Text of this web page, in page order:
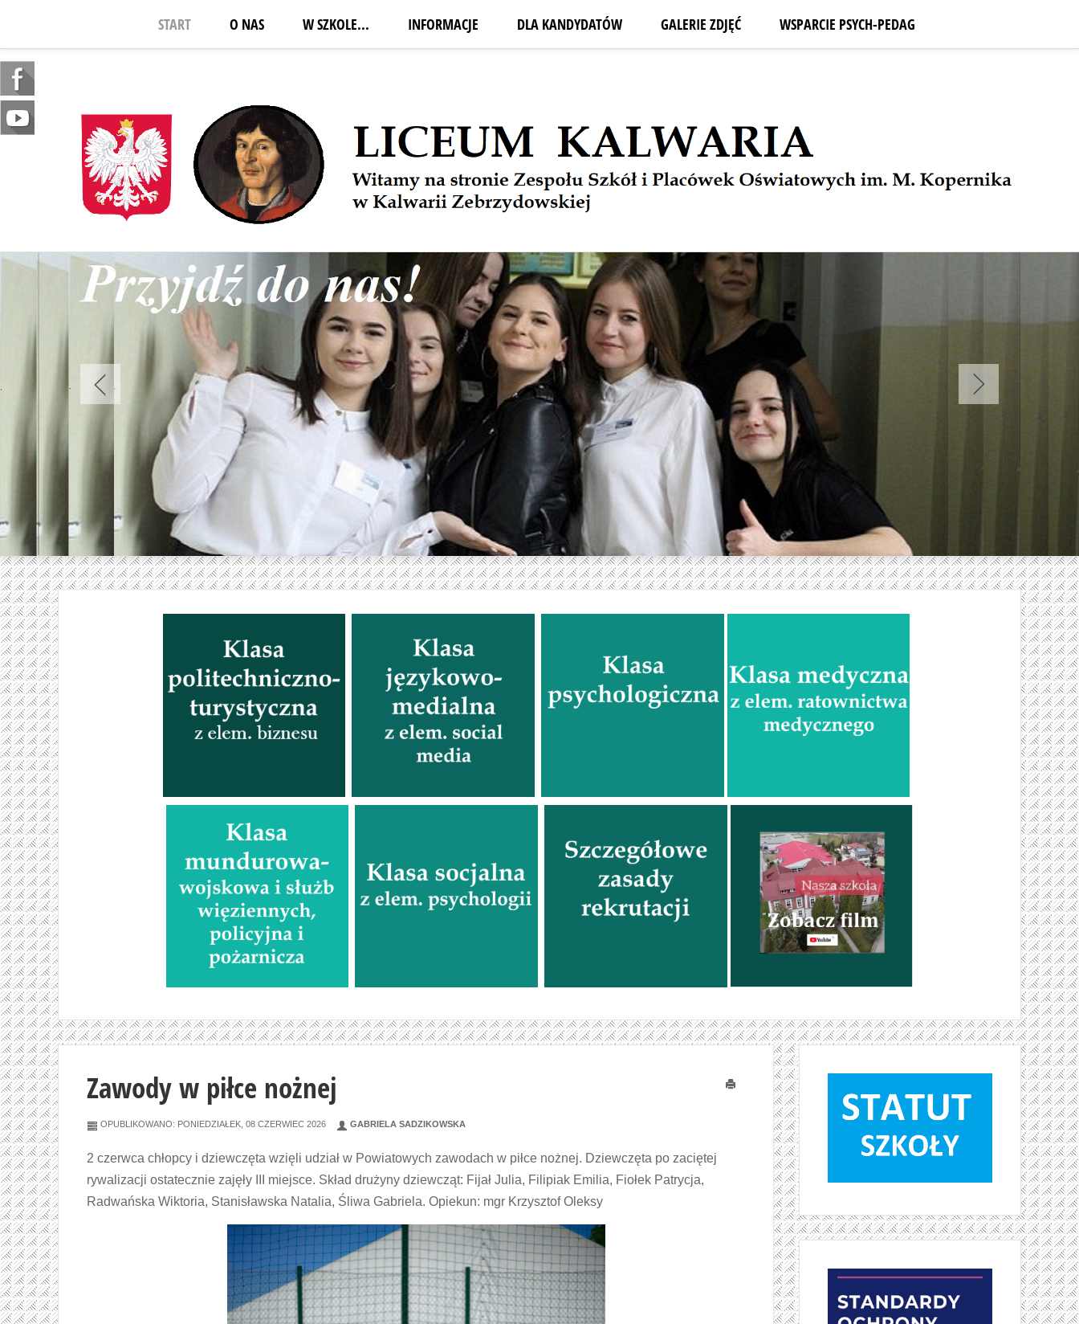
START O NAS W SZKOLE... INFORMACJE DLA KANDYDATÓW GALERIE ZDJĘĆ WSPARCIE PSYCH-PEDAG
Zawody w piłce nożnej
OPUBLIKOWANO: PONIEDZIAŁEK, 08 CZERWIEC 2026 GABRIELA SADZIKOWSKA
2 czerwca chłopcy i dziewczęta wzięli udział w Powiatowych zawodach w piłce nożnej. Dziewczęta po zaciętej
rywalizacji ostatecznie zajęły III miejsce. Skład drużyny dziewcząt: Fijał Julia, Filipiak Emilia, Fiołek Patrycja,
Radwańska Wiktoria, Stanisławska Natalia, Śliwa Gabriela. Opiekun: mgr Krzysztof Oleksy